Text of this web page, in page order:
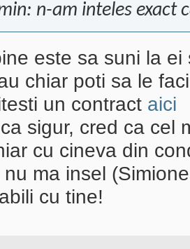
n-am inteles exact
este sa suni la
chiar poti sa le
un contract aici
sigur, cred ca cel
cu cineva din
ma insel
cu tine!